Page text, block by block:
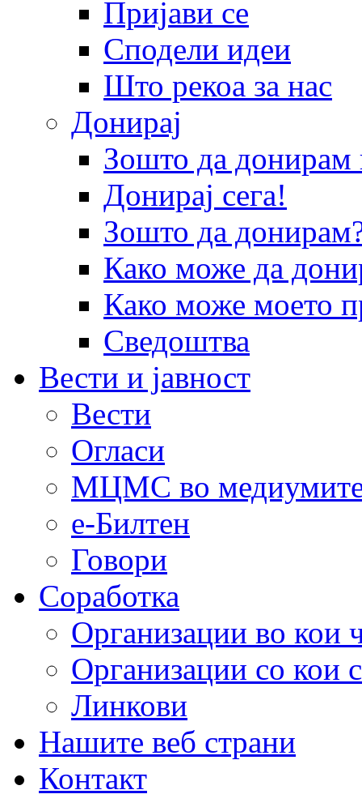
Пријави се
Сподели идеи
Што рекоа за нас
Донирај
Зошто да
Донирај сега!
Зошто да
Како може да
Како може моето
Сведоштва
Вести и јавност
Вести
Огласи
МЦМС во
е-Билтен
Говори
Соработка
Организации во кои
Организации со кои
Линкови
Нашите веб страни
Контакт